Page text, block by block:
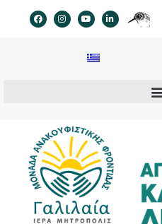
περιεχόμενο